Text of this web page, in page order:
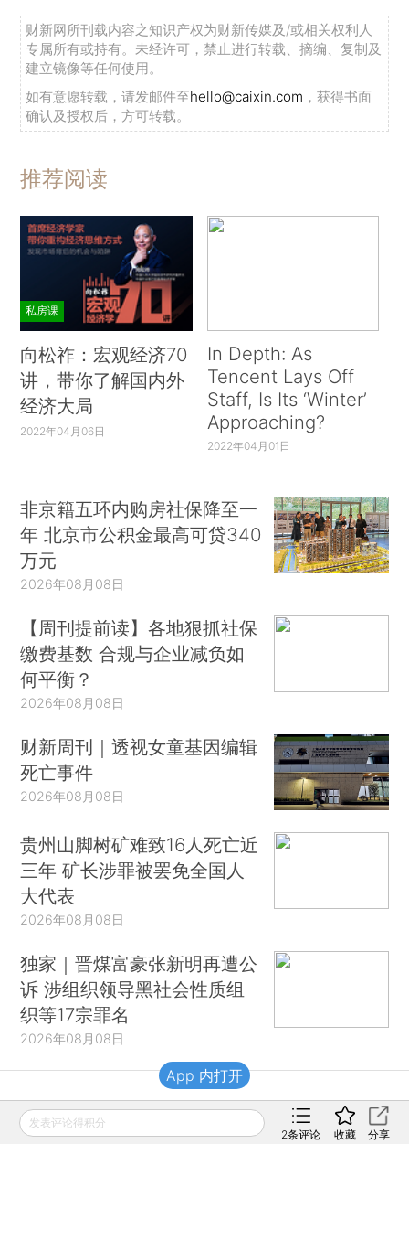
财新网所刊载内容之知识产权为财新传媒及/或相关权利人
专属所有或持有。未经许可，禁止进行转载、摘编、复制及
建立镜像等任何使用。
如有意愿转载，请发邮件至hello@caixin.com ，获得书面
确认及授权后，方可转载。
推荐阅读
私房课
向松祚：宏观经济70
讲，带你了解国内外
经济大局
2022年04月06日
In Depth: As
Tencent Lays Off
Staff, Is Its ‘Winter’
Approaching?
2022年04月01日
非京籍五环内购房社保降至一
年 北京市公积金最高可贷340
万元
2026年08月08日
【周刊提前读】各地狠抓社保
缴费基数 合规与企业减负如
何平衡？
2026年08月08日
财新周刊｜透视女童基因编辑
死亡事件
2026年08月08日
贵州山脚树矿难致16人死亡近
三年 矿长涉罪被罢免全国人
大代表
2026年08月08日
独家｜晋煤富豪张新明再遭公
诉 涉组织领导黑社会性质组
织等17宗罪名
2026年08月08日
财新移动
发表评论得积分
2条评论 收藏 分享
App 内打开